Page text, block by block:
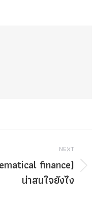
NEXT
finance)
น่าสนใจยังไง